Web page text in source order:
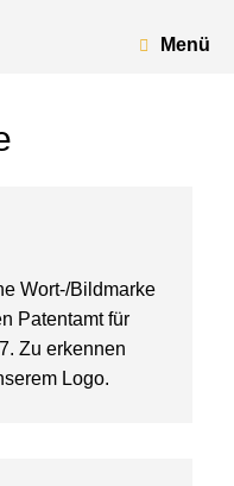
Menü
Wort-/Bildmarke
Patentamt für
Zu erkennen
Logo.